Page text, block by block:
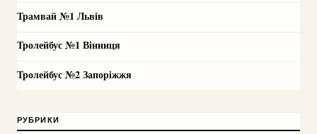
Трамвай №1 Львів
Тролейбус №1 Вінниця
Тролейбус №2 Запоріжжя
РУБРИКИ